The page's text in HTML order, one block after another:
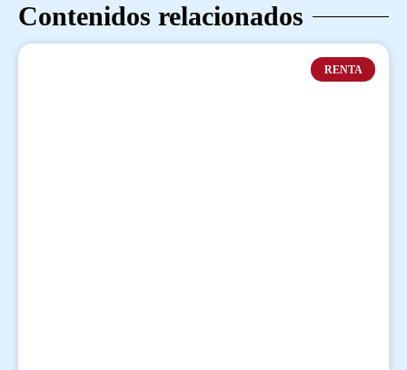
Contenidos relacionados
RENTA